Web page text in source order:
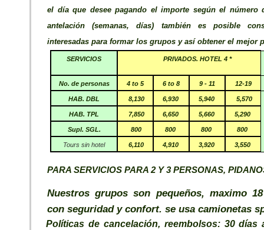
el día que desee pagando el importe según el número
antelación (semanas, días) también es posible
interesadas para formar los grupos y así obtener el mejor
SERVICIOS PRIVADOS. HOTEL 4 *
No. de personas 4 to 5 6 to 8 9 - 11 12-19
HAB. DBL 8,130 6,930 5,940 5,570
HAB. TPL 7,850 6,650 5,660 5,290
Supl. SGL. 800 800 800 800
Tours sin hotel 6,110 4,910 3,920 3,550
PARA SERVICIOS PARA 2 Y 3 PERSONAS,
Nuestros grupos son pequeños, maximo
con seguridad y confort. se usa camionetas
Políticas de cancelación, reembolsos: 30 días